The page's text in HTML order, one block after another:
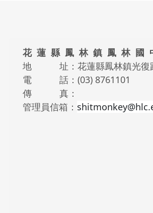
花 蓮 縣 鳳 林 鎮 鳳 林 國
地 址：花蓮縣鳳林鎮光復
電 話：(03) 8761101
傳 真：
管理員信箱：